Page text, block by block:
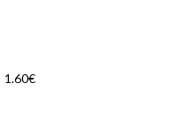
1.60€